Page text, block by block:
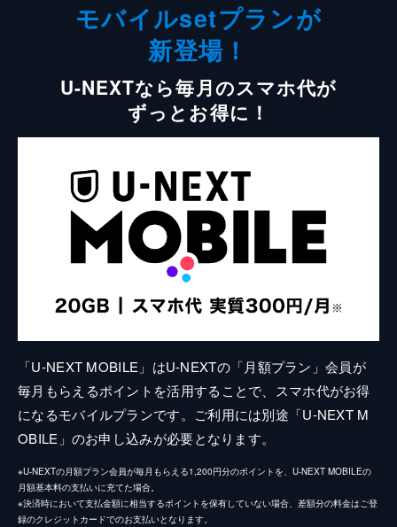
モバイルsetプランが
新登場！
U-NEXTなら毎月のスマホ代が
ずっとお得に！
「U-NEXT MOBILE」はU-NEXTの「月額プラン」会員が
毎月もらえるポイントを活用することで、スマホ代がお得
になるモバイルプランです。ご利用には別途「U-NEXT M
OBILE」のお申し込みが必要となります。
※U-NEXTの月額プラン会員が毎月もらえる1,200円分のポイントを、U-NEXT MOBILEの
月額基本料の支払いに充てた場合。
※決済時において支払金額に相当するポイントを保有していない場合、差額分の料金はご登
録のクレジットカードでのお支払いとなります。